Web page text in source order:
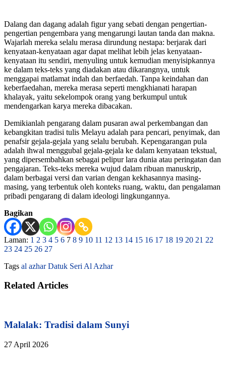
Dalang dan dagang adalah figur yang sebati dengan pengertian-
pengertian pengembara yang mengarungi lautan tanda dan makna.
Wajarlah mereka selalu merasa dirundung nestapa: berjarak dari
kenyataan-kenyataan agar dapat melihat lebih jelas kenyataan-
kenyataan itu sendiri, menyuling untuk kemudian menyisipkannya
ke dalam teks-teks yang diadakan atau dikarangnya, untuk
menggapai matlamat indah dan berfaedah. Tanpa keindahan dan
keberfaedahan, mereka merasa seperti mengkhianati harapan
khalayak, yaitu sekelompok orang yang berkumpul untuk
mendengarkan karya mereka dibacakan.
Demikianlah pengarang dalam pusaran awal perkembangan dan
kebangkitan tradisi tulis Melayu adalah para pencari, penyimak, dan
penafsir gejala-gejala yang selalu berubah. Kepengarangan pula
adalah ihwal menggubal gejala-gejala ke dalam kenyataan tekstual,
yang dipersembahkan sebagai pelipur lara dunia atau peringatan dan
pengajaran. Teks-teks mereka wujud dalam ribuan manuskrip,
dalam berbagai versi dan varian dengan kekhasannya masing-
masing, yang terbentuk oleh konteks ruang, waktu, dan pengalaman
pribadi pengarang di dalam ideologi lingkungannya.
Bagikan
Laman: 1 2 3 4 5 6 7 8 9 10 11 12 13 14 15 16 17 18 19 20 21 22
23 24 25 26 27
Tags al azhar Datuk Seri Al Azhar
Related Articles
Malalak: Tradisi dalam Sunyi
27 April 2026